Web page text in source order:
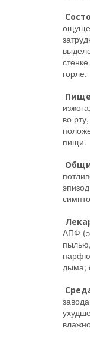
горле.
во
пищи.
АПФ
дыма;